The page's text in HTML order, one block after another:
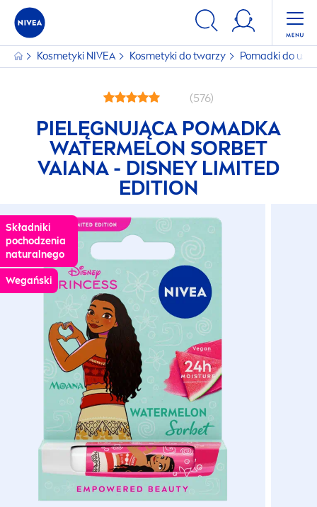
Kosmetyki NIVEA Kosmetyki do twarzy Pomadki do ust
(576)
PIELĘGNUJĄCA POMADKA
WATERMELON SORBET
VAIANA - DISNEY LIMITED
EDITION
Składniki
pochodzenia
naturalnego
Wegański